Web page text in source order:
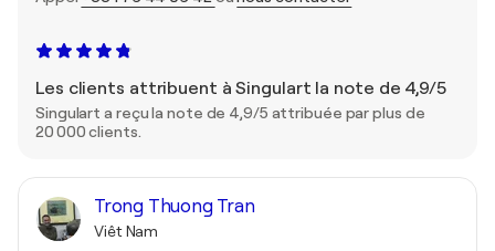
Les clients attribuent à Singulart la note de 4,9/5
Singulart a reçu la note de 4,9/5 attribuée par plus de
20 000 clients.
Trong Thuong Tran
Viêt Nam